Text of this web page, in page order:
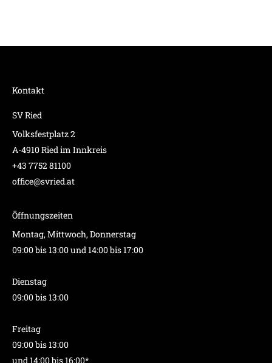
Kontakt
SV Ried
Volksfestplatz 2
A-4910 Ried im Innkreis
+43 7752 81100
office@svried.at
Öffnungszeiten
Montag, Mittwoch, Donnerstag
09:00 bis 13:00 und 14:00 bis 17:00
Dienstag
09:00 bis 13:00
Freitag
09:00 bis 13:00
und 14:00 bis 16:00*